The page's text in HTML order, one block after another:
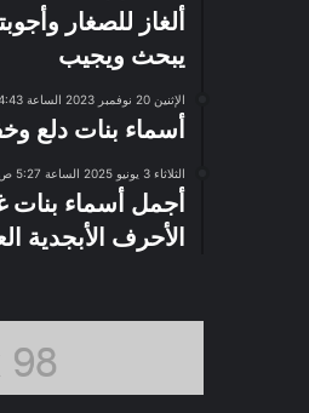
ألغاز للصغار
يبحث ويجيب
الإثنين 20 نوفمبر 2023 الساعة 4:43 ص
أسماء بنات دلع
الثلاثاء 3 يونيو 2025 الساعة 5:27 ص
أجمل أسماء بنات
الأحرف الأبجدية